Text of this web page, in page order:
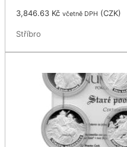
3,846.63 Kč včetně DPH (CZK)
Stříbro